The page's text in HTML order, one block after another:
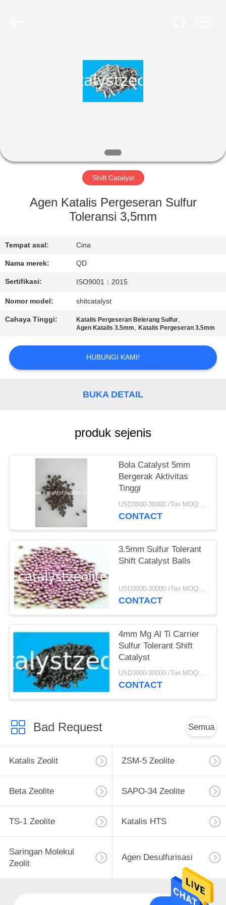
TUR
KONTROL
HUBUNGI
KAMI
KASUS
SITEMAP
Shift Catalyst
Agen Katalis Pergeseran Sulfur
Toleransi 3,5mm
Tempat asal: Cina
Nama merek: QD
Sertifikasi: ISO9001：2015
Nomor model: shitcatalyst
Cahaya Tinggi: Katalis Pergeseran Belerang Sulfur,
Agen Katalis 3.5mm,Katalis Pergeseran 3.5mm
HUBUNGI KAMI!
BUKA DETAIL
produk sejenis
Bola Catalyst 5mm
Bergerak Aktivitas
Tinggi
USD3000-30000 /Ton MOQ:1 KG
CONTACT
3.5mm Sulfur Tolerant
Shift Catalyst Balls
USD3000-30000 /Ton MOQ:1 KG
CONTACT
4mm Mg Al Ti Carrier
Sulfur Tolerant Shift
Catalyst
USD3000-30000 /Ton MOQ:1 KG
CONTACT
Bad Request Semua
Katalis Zeolit ZSM-5 Zeolite
Beta Zeolite SAPO-34 Zeolite
TS-1 Zeolite Katalis HTS
Saringan Molekul
Zeolit
Agen Desulfurisasi